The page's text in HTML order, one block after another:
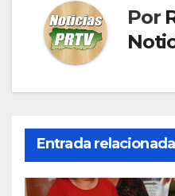
Por
Entrada relacionada